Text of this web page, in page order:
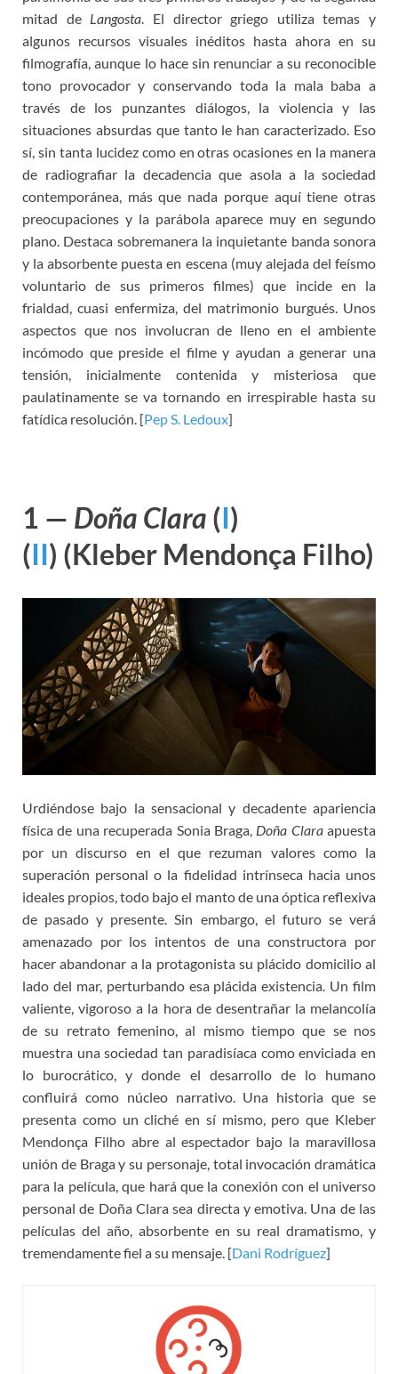
mitad de Langosta. El director griego utiliza temas y
algunos recursos visuales inéditos hasta ahora en su
filmografía, aunque lo hace sin renunciar a su reconocible
tono provocador y conservando toda la mala baba a
través de los punzantes diálogos, la violencia y las
situaciones absurdas que tanto le han caracterizado. Eso
sí, sin tanta lucidez como en otras ocasiones en la manera
de radiografiar la decadencia que asola a la sociedad
contemporánea, más que nada porque aquí tiene otras
preocupaciones y la parábola aparece muy en segundo
plano. Destaca sobremanera la inquietante banda sonora
y la absorbente puesta en escena (muy alejada del feísmo
voluntario de sus primeros filmes) que incide en la
frialdad, cuasi enfermiza, del matrimonio burgués. Unos
aspectos que nos involucran de lleno en el ambiente
incómodo que preside el filme y ayudan a generar una
tensión, inicialmente contenida y misteriosa que
paulatinamente se va tornando en irrespirable hasta su
fatídica resolución. [Pep S. Ledoux]
1 — Doña Clara (I)
(II) (Kleber Mendonça Filho)
Urdiéndose bajo la sensacional y decadente apariencia
física de una recuperada Sonia Braga, Doña Claraapuesta
por un discurso en el que rezuman valores como la
superación personal o la fidelidad intrínseca hacia unos
ideales propios, todo bajo el manto de una óptica reflexiva
de pasado y presente. Sin embargo, el futuro se verá
amenazado por los intentos de una constructora por
hacer abandonar a la protagonista su plácido domicilio al
lado del mar, perturbando esa plácida existencia. Un film
valiente, vigoroso a la hora de desentrañar la melancolía
de su retrato femenino, al mismo tiempo que se nos
muestra una sociedad tan paradisíaca como enviciada en
lo burocrático, y donde el desarrollo de lo humano
confluirá como núcleo narrativo. Una historia que se
presenta como un cliché en sí mismo, pero que Kleber
Mendonça Filho abre al espectador bajo la maravillosa
unión de Braga y su personaje, total invocación dramática
para la película, que hará que la conexión con el universo
personal de Doña Clara sea directa y emotiva. Una de las
películas del año, absorbente en su real dramatismo, y
tremendamente fiel a su mensaje. [Dani Rodríguez]